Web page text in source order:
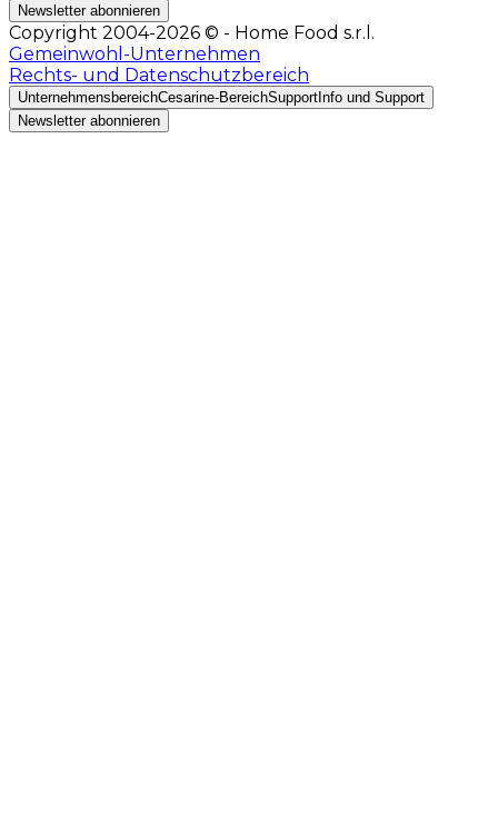
Newsletter abonnieren
Copyright 2004-2026 © - Home Food s.r.l.
Gemeinwohl-Unternehmen
Rechts- und Datenschutzbereich
UnternehmensbereichCesarine-BereichSupport Info und Support
Newsletter abonnieren